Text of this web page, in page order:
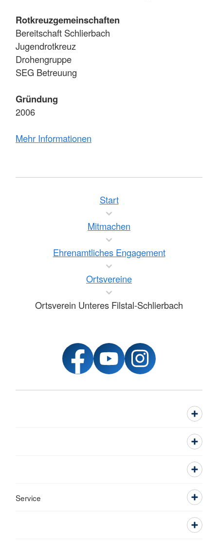
Rotkreuzgemeinschaften
Bereitschaft Schlierbach
Jugendrotkreuz
Drohengruppe
SEG Betreuung
Gründung
2006
Mehr Informationen
Start
Mitmachen
Ehrenamtliches Engagement
Ortsvereine
Ortsverein Unteres Filstal-Schlierbach
Service